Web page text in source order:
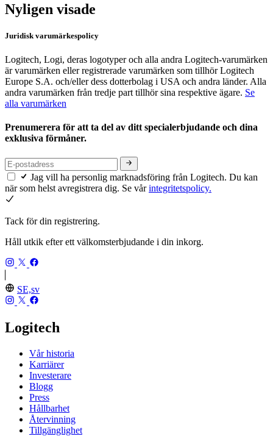
Nyligen visade
Juridisk varumärkespolicy
Logitech, Logi, deras logotyper och alla andra Logitech-varumärken
är varumärken eller registrerade varumärken som tillhör Logitech
Europe S.A. och/eller dess dotterbolag i USA och andra länder. Alla
andra varumärken från tredje part tillhör sina respektive ägare. Se
alla varumärken
Prenumerera för att ta del av ditt specialerbjudande och dina
exklusiva förmåner.
Jag vill ha personlig marknadsföring från Logitech. Du kan
när som helst avregistrera dig. Se vårintegritetspolicy.
Tack för din registrering.
Håll utkik efter ett välkomsterbjudande i din inkorg.
SE,sv
Logitech
Vår historia
Karriärer
Investerare
Blogg
Press
Hållbarhet
Återvinning
Tillgänglighet